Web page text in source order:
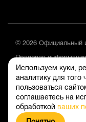
Используем куки,
аналитику для
пользоваться
соглашаетесь на
обработкой ваших
© 2026 Официальный
Правовая информация
Положение об